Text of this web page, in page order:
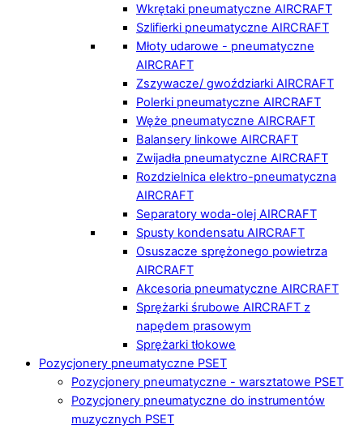
Wkrętaki pneumatyczne AIRCRAFT
Szlifierki pneumatyczne AIRCRAFT
Młoty udarowe - pneumatyczne
AIRCRAFT
Zszywacze/ gwoździarki AIRCRAFT
Polerki pneumatyczne AIRCRAFT
Węże pneumatyczne AIRCRAFT
Balansery linkowe AIRCRAFT
Zwijadła pneumatyczne AIRCRAFT
Rozdzielnica elektro-pneumatyczna
AIRCRAFT
Separatory woda-olej AIRCRAFT
Spusty kondensatu AIRCRAFT
Osuszacze sprężonego powietrza
AIRCRAFT
Akcesoria pneumatyczne AIRCRAFT
Sprężarki śrubowe AIRCRAFT z
napędem prasowym
Sprężarki tłokowe
Pozycjonery pneumatyczne PSET
Pozycjonery pneumatyczne - warsztatowe PSET
Pozycjonery pneumatyczne do instrumentów
muzycznych PSET